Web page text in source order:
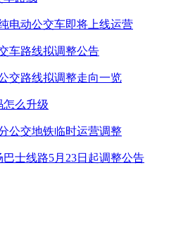
电动公交车即将上线运营
车路线拟调整公告
交路线拟调整走向一览
怎么升级
公交地铁临时运营调整
士线路5月23日起调整公告